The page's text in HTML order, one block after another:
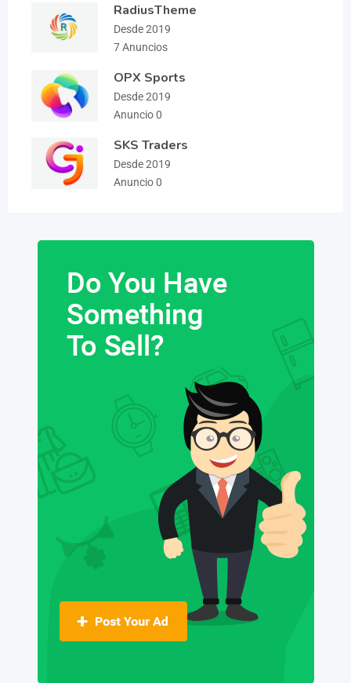
RadiusTheme
Desde 2019
7 Anuncios
OPX Sports
Desde 2019
Anuncio 0
SKS Traders
Desde 2019
Anuncio 0